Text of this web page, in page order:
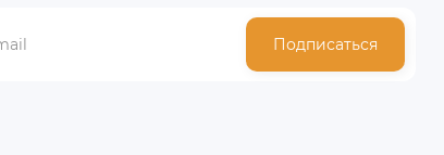
Подписаться